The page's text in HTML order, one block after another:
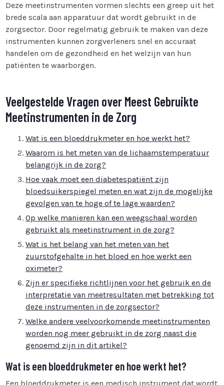
Deze meetinstrumenten vormen slechts een greep uit het
brede scala aan apparatuur dat wordt gebruikt in de
zorgsector. Door regelmatig gebruik te maken van deze
instrumenten kunnen zorgverleners snel en accuraat
handelen om de gezondheid en het welzijn van hun
patiënten te waarborgen.
Veelgestelde Vragen over Meest Gebruikte
Meetinstrumenten in de Zorg
Wat is een bloeddrukmeter en hoe werkt het?
Waarom is het meten van de lichaamstemperatuur
belangrijk in de zorg?
Hoe vaak moet een diabetespatiënt zijn
bloedsuikerspiegel meten en wat zijn de mogelijke
gevolgen van te hoge of te lage waarden?
Op welke manieren kan een weegschaal worden
gebruikt als meetinstrument in de zorg?
Wat is het belang van het meten van het
zuurstofgehalte in het bloed en hoe werkt een
oximeter?
Zijn er specifieke richtlijnen voor het gebruik en de
interpretatie van meetresultaten met betrekking tot
deze instrumenten in de zorgsector?
Welke andere veelvoorkomende meetinstrumenten
worden nog meer gebruikt in de zorg naast die
genoemd zijn in dit artikel?
Wat is een bloeddrukmeter en hoe werkt het?